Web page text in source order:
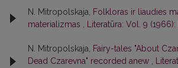
N. Mitropolskaja, Folkloras ir liaudies
materializmas , Literatūra: Vol. 9
N. Mitropolskaja, Fairy-tales "About
Dead Czarevna" recorded anew ,